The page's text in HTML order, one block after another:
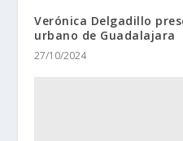
Verónica Delgadillo
urbano de Guadalajara
27/10/2024